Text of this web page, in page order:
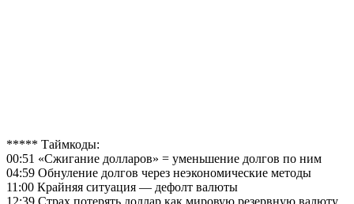
***** Таймкоды:
00:51 «Сжигание долларов» = уменьшение долгов по ним
04:59 Обнуление долгов через неэкономические методы
11:00 Крайняя ситуация — дефолт валюты
12:39 Страх потерять доллар как мировую резервную валюту